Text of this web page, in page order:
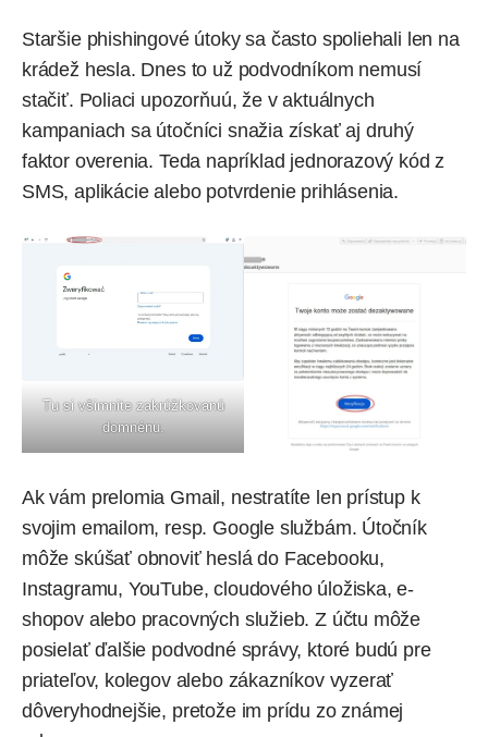
Staršie phishingové útoky sa často spoliehali len na
krádež hesla. Dnes to už podvodníkom nemusí
stačiť. Poliaci upozorňuú, že v aktuálnych
kampaniach sa útočníci snažia získať aj druhý
faktor overenia. Teda napríklad jednorazový kód z
SMS, aplikácie alebo potvrdenie prihlásenia.
Tu si všimnite zakrúžkovanú
domnénu.
Ak vám prelomia Gmail, nestratíte len prístup k
svojim emailom, resp. Google službám. Útočník
môže skúšať obnoviť heslá do Facebooku,
Instagramu, YouTube, cloudového úložiska, e-
shopov alebo pracovných služieb. Z účtu môže
posielať ďalšie podvodné správy, ktoré budú pre
priateľov, kolegov alebo zákazníkov vyzerať
dôveryhodnejšie, pretože im prídu zo známej